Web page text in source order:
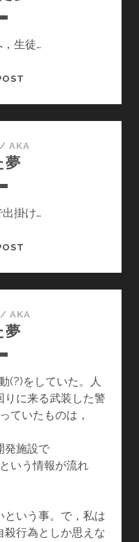
生徒…
た
/AKA
夢
掛け…
夢
/AKA
夢
(?)をしていた。人
りに来る武装した警
ていたものは，
発施設で
いう情報が流れ
という事。で，私は
殺行為としか思えな